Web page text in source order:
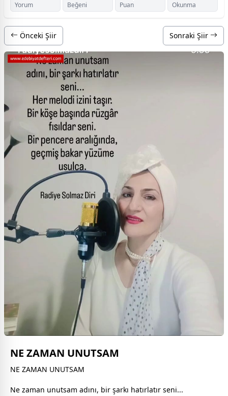
Yorum Beğeni Puan Okunma
Önceki Şiir Sonraki Şiir
NE ZAMAN UNUTSAM
NE ZAMAN UNUTSAM
Ne zaman unutsam adını, bir şarkı hatırlatır seni...